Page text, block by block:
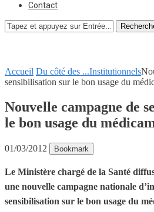
Contact
Accueil Du côté des ...Institutionnels
sensibilisation sur le bon usage du
Nouvelle campagne de
le bon usage du
01/03/2012 Bookmark
Le Ministère chargé de la Santé
une nouvelle campagne nationale
sensibilisation sur le bon usage du